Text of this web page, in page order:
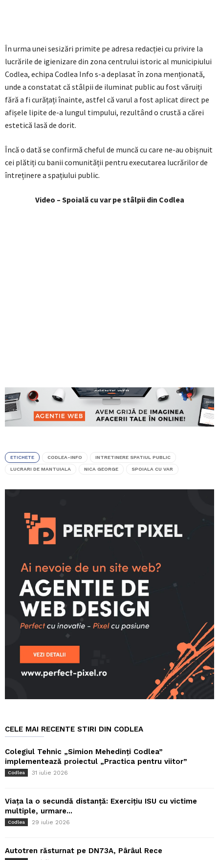
În urma unei sesizări primite pe adresa redacției cu privire la
lucrările de igienizare din zona centrului istoric al municipiului
Codlea, echipa Codlea Info s-a deplasat în zona menționată,
unde a constatat că stâlpii de iluminat public au fost văruiți
fără a fi curățați înainte, astfel că varul a fost aplicat direct pe
afișele lipite de-a lungul timpului, rezultând o crustă a cărei
estetică lasă de dorit.
Încă o dată se confirmă cheful de muncă cu care ne-au obișnuit
cei plătiți cu banii comunității pentru executarea lucrărilor de
întreținere a spațiului public.
Video – Spoială cu var pe stâlpii din Codlea
ETICHETE CODLEA-INFO INTRETINERE SPATIUL PUBLIC
LUCRARI DE MANTUIALA NICA GEORGE SPOIALA CU VAR
CELE MAI RECENTE STIRI DIN CODLEA
Colegiul Tehnic „Simion Mehedinți Codlea”
implementează proiectul „Practica pentru viitor”
Codlea 31 iulie 2026
Viața la o secundă distanță: Exercițiu ISU cu victime
multiple, urmare...
Codlea 29 iulie 2026
Autotren răsturnat pe DN73A, Pârâul Rece